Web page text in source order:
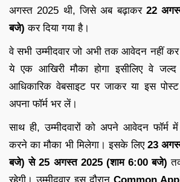
अगस्त 2025 थी, जिसे अब बढ़ाकर 22
बजे) कर दिया गया है।
वे सभी उम्मीदवार जो अभी तक आवेदन नहीं
ये एक आखिरी मौका होगा इसीलिए वे
आधिकारिक वेबसाइट पर जाकर या इस
अपना फॉर्म भर लें।
साथ ही, उम्मीदवारों को अपने आवेदन फॉर्म
करने का मौका भी मिलेगा। इसके लिए23
बजे) से 25 अगस्त 2025 (शाम 6:00 बजे)